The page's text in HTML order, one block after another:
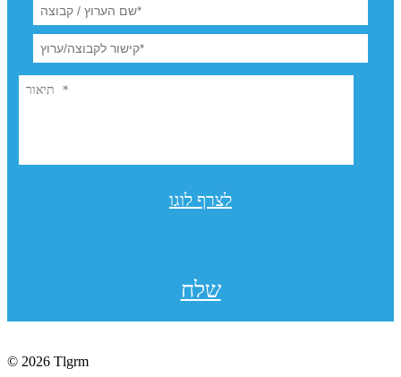
לצרף לוגו
שלח
© 2026 Tlgrm